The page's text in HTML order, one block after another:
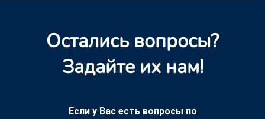
Остались вопросы?
Задайте их нам!
Если у Вас есть вопросы по